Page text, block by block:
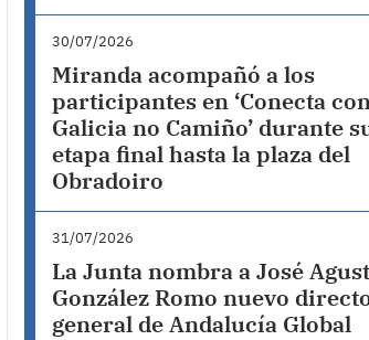
30/07/2026
Miranda acompañó a los
participantes en ‘Conecta
Galicia no Camiño’ durante
etapa final hasta la plaza del
Obradoiro
31/07/2026
La Junta nombra a José
González Romo nuevo
general de Andalucía Global